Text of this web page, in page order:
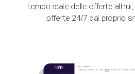
tempo reale delle offerte
offerte 24/7 dal proprio